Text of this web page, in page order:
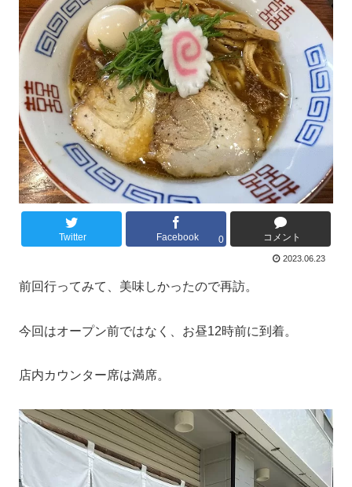
Twitter Facebook 0 コメント
2023.06.23
前回行ってみて、美味しかったので再訪。
今回はオープン前ではなく、お昼12時前に到着。
店内カウンター席は満席。